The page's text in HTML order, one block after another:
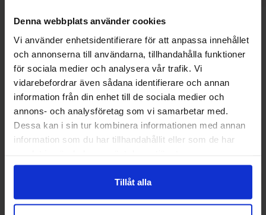
Denna webbplats använder cookies
Vi använder enhetsidentifierare för att anpassa innehållet
och annonserna till användarna, tillhandahålla funktioner
för sociala medier och analysera vår trafik. Vi
vidarebefordrar även sådana identifierare och annan
information från din enhet till de sociala medier och
annons- och analysföretag som vi samarbetar med.
Dessa kan i sin tur kombinera informationen med annan
information som du har tillhandahållit eller som de har
Tillåt alla
Relaterte produkter
-70% -58%